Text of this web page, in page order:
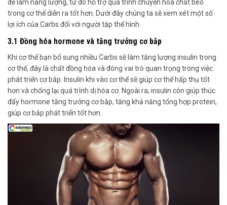
để làm năng lượng, từ đó hỗ trợ quá trình chuyển hóa chất béo
trong cơ thể diễn ra tốt hơn. Dưới đây chúng ta sẽ xem xét một số
lợi ích của Carbs đối với người tập thể hình.
3.1 Đồng hóa hormone và tăng trưởng cơ bắp
Khi cơ thể bạn bổ sung nhiều Carbs sẽ làm tăng lượng insulin trong
cơ thể, đây là chất đồng hóa và đóng vai trò quan trọng trong việc
phát triển cơ bắp. Insulin khi vào cơ thể sẽ giúp cơ thể hấp thụ tốt
hơn và chống lại quá trình dị hóa cơ. Ngoài ra, insulin còn giúp thúc
đẩy hormone tăng trưởng cơ bắp, tăng khả năng tổng hợp protein,
giúp cơ bắp phát triển tốt hơn.